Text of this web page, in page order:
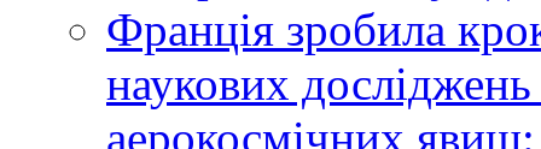
Франція зробила
наукових
аерокосмічних